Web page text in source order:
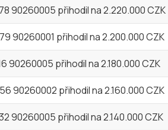
90260005 přihodil na 2.220.000 CZK
90260001 přihodil na 2.200.000 CZK
90260005 přihodil na 2.180.000 CZK
90260002 přihodil na 2.160.000 CZK
90260005 přihodil na 2.140.000 CZK